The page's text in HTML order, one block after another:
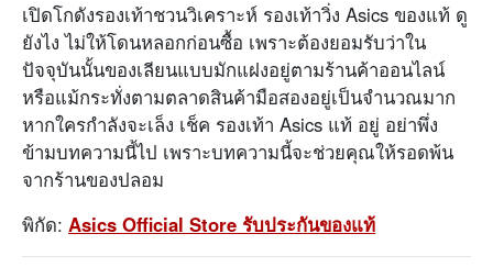
เปิดโกดังรองเท้าชวนวิเคราะห์ รองเท้าวิ่ง Asics ของแท้ ดู
ยังไง ไม่ให้โดนหลอกก่อนซื้อ เพราะต้องยอมรับว่าใน
ปัจจุบันนั้นของเลียนแบบมักแฝงอยู่ตามร้านค้าออนไลน์
หรือแม้กระทั่งตามตลาดสินค้ามือสองอยู่เป็นจำนวณมาก
หากใครกำลังจะเล็ง เช็ค รองเท้า Asics แท้ อยู่ อย่าพึ่ง
ข้ามบทความนี้ไป เพราะบทความนี้จะช่วยคุณให้รอดพ้น
จากร้านของปลอม
พิกัด:Asics Official Store รับประกันของแท้